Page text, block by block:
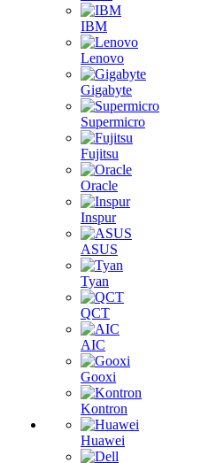
IBM
Lenovo
Gigabyte
Supermicro
Fujitsu
Oracle
Inspur
ASUS
Tyan
QCT
AIC
Gooxi
Kontron
Huawei